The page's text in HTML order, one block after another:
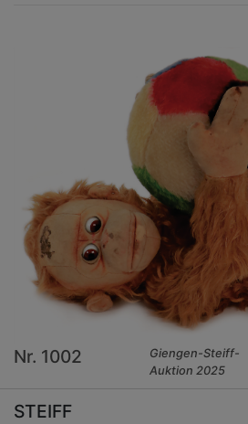
Nr. 1002
Giengen-Steiff-
Auktion 2025
STEIFF